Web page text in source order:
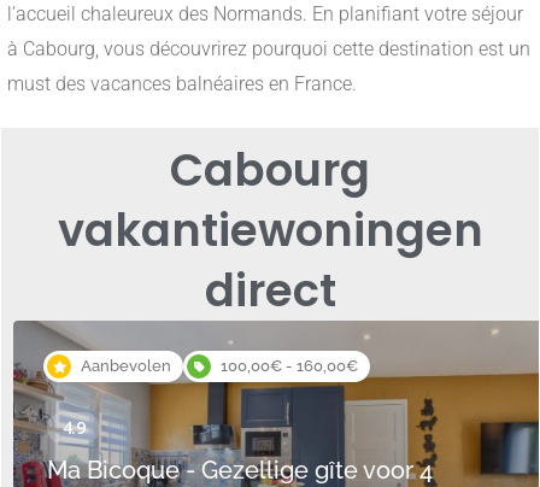
l’accueil chaleureux des Normands. En planifiant votre séjour
à Cabourg, vous découvrirez pourquoi cette destination est un
must des vacances balnéaires en France.
Cabourg
vakantiewoningen
direct
Aanbevolen 100,00€ - 160,00€
Ma Bicoque - Gezellige gîte voor 4